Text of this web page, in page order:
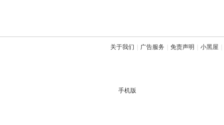
关于我们 广告服务 免责声明 小黑屋
手机版